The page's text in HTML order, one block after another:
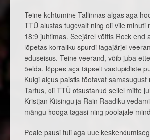
Teine kohtumine Tallinnas algas aga
TTÜ alustas tugevalt ning oli viie minuti
18:9 juhtimas. Seejärel võttis Rock end
lõpetas korraliku spurdi tagajärjel
eduseisus. Teine veerand, võib juba
öelda, lõppes aga täpselt vastupidiste
Kuigi algus paistis tõotavat samasugust
Tartus, oli TTÜ otsustanud sellel mitte
Kristjan Kitsingu ja Rain Raadiku
mängu hooga tagasi ning poolajale
Peale pausi tuli aga uue